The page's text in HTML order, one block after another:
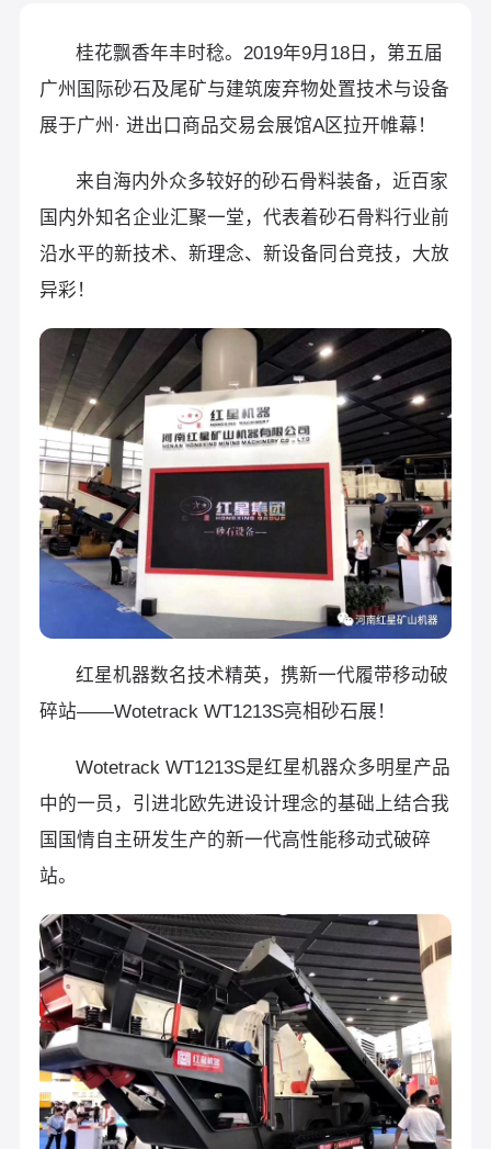
桂花飘香年丰时稔。2019年9月18日，第五届
广州国际砂石及尾矿与建筑废弃物处置技术与设备
展于广州· 进出口商品交易会展馆A区拉开帷幕！
来自海内外众多较好的砂石骨料装备，近百家
国内外知名企业汇聚一堂，代表着砂石骨料行业前
沿水平的新技术、新理念、新设备同台竞技，大放
异彩！
红星机器数名技术精英，携新一代履带移动破
碎站——Wotetrack WT1213S亮相砂石展！
Wotetrack WT1213S是红星机器众多明星产品
中的一员，引进北欧先进设计理念的基础上结合我
国国情自主研发生产的新一代高性能移动式破碎
站。